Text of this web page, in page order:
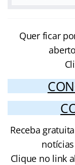
Quer ficar
Receba
Clique no link